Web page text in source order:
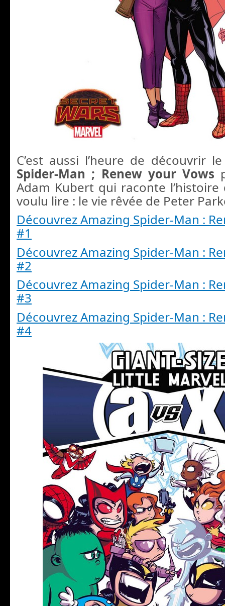
C’est aussi l’heure de découvrir
Spider-Man ; Renew your Vows
Adam Kubert qui raconte l’histoire
voulu lire : le vie rêvée de Peter
Découvrez Amazing Spider-Man :
#1
Découvrez Amazing Spider-Man :
#2
Découvrez Amazing Spider-Man :
#3
Découvrez Amazing Spider-Man :
#4